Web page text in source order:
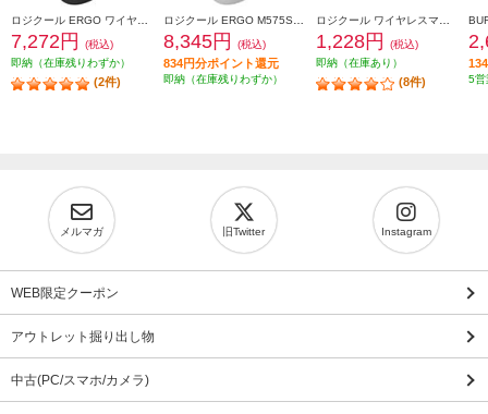
7,272円
(税込)
即納（在庫残りわずか）
(2件)
8,345円 (税込)
834円分ポイント還元
即納（在庫残りわずか）
1,228円
(税込)
即納（在庫あり）
(8件) 5営
メルマガ 旧Twitter Instagram
WEB限定クーポン
アウトレット掘り出し物
中古(PC/スマホ/カメラ)